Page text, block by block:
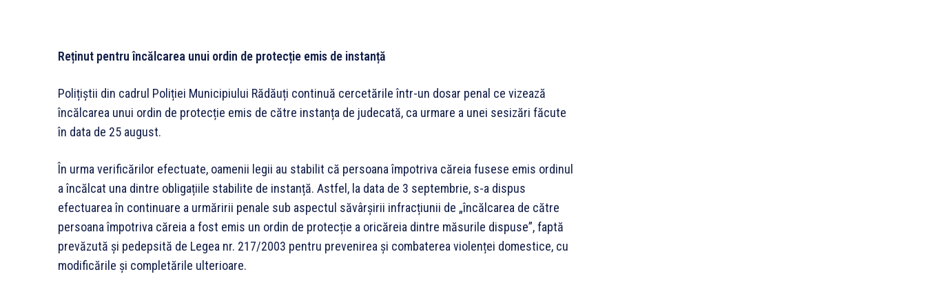
Reținut pentru încălcarea unui ordin de protecție emis de instanță
Polițiștii din cadrul Poliției Municipiului Rădăuți continuă cercetările într-un dosar penal ce vizează
încălcarea unui ordin de protecție emis de către instanța de judecată, ca urmare a unei sesizări făcute
în data de 25 august.
În urma verificărilor efectuate, oamenii legii au stabilit că persoana împotriva căreia fusese emis ordinul
a încălcat una dintre obligațiile stabilite de instanță. Astfel, la data de 3 septembrie, s-a dispus
efectuarea în continuare a urmăririi penale sub aspectul săvârșirii infracțiunii de „încălcarea de către
persoana împotriva căreia a fost emis un ordin de protecție a oricăreia dintre măsurile dispuse”, faptă
prevăzută și pedepsită de Legea nr. 217/2003 pentru prevenirea și combaterea violenței domestice, cu
modificările și completările ulterioare.